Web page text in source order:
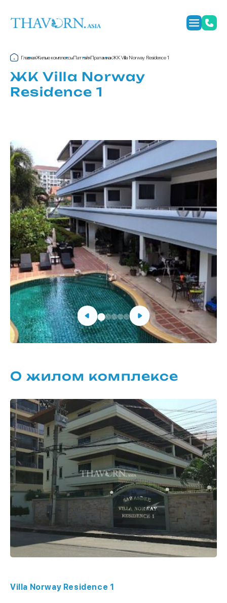
ГлавнаяЖилые комплексыПаттайяПратамнакЖК Villa Norway Residence 1
ЖК Villa Norway
Residence 1
О жилом комплексе
Villa Norway Residence 1